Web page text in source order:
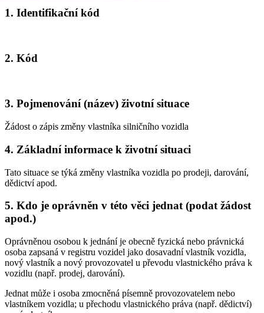
1. Identifikační kód
2. Kód
3. Pojmenování (název) životní situace
Žádost o zápis změny vlastníka silničního vozidla
4. Základní informace k životní situaci
Tato situace se týká změny vlastníka vozidla po prodeji, darování,
dědictví apod.
5. Kdo je oprávněn v této věci jednat (podat žádost
apod.)
Oprávněnou osobou k jednání je obecně fyzická nebo právnická
osoba zapsaná v registru vozidel jako dosavadní vlastník vozidla,
nový vlastník a nový provozovatel u převodu vlastnického práva k
vozidlu (např. prodej, darování).
Jednat může i osoba zmocněná písemně provozovatelem nebo
vlastníkem vozidla; u přechodu vlastnického práva (např. dědictví)